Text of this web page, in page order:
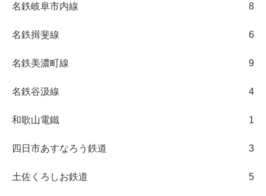
名鉄岐阜市内線 8
名鉄揖斐線 6
名鉄美濃町線 9
名鉄谷汲線 4
和歌山電鐵 1
四日市あすなろう鉄道 3
土佐くろしお鉄道 5